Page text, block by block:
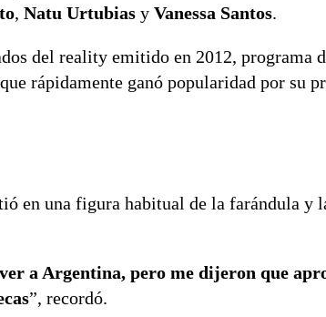
, Natu Urtubias y Vanessa Santos.
del reality emitido en 2012, programa
rápidamente ganó popularidad por su
en una figura habitual de la farándula y
a Argentina, pero me dijeron que
”, recordó.